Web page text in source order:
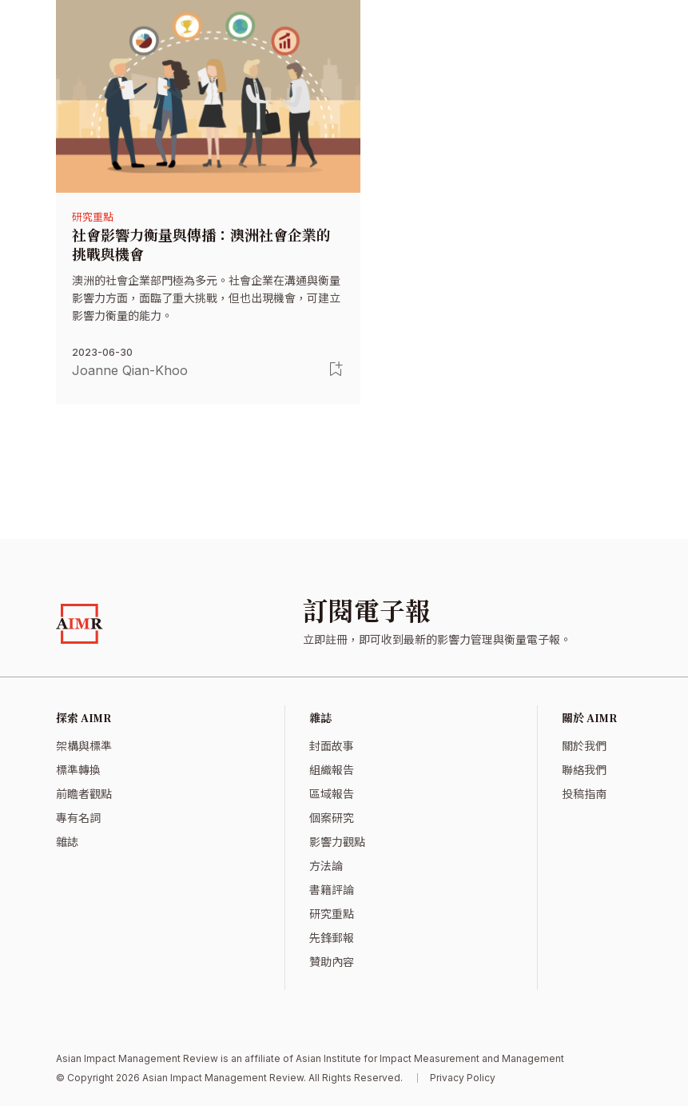
研究重點
社會影響力衡量與傳播：澳洲社會企業的
挑戰與機會
澳洲的社會企業部門極為多元。社會企業在溝通與衡量
影響力方面，面臨了重大挑戰，但也出現機會，可建立
影響力衡量的能力。
2023-06-30
Joanne Qian-Khoo
訂閱電子報
立即註冊，即可收到最新的影響力管理與衡量電子報。
探索 AIMR
架構與標準
標準轉換
前瞻者觀點
專有名詞
雜誌
雜誌
封面故事
組織報告
區域報告
個案研究
影響力觀點
方法論
書籍評論
研究重點
先鋒郵報
贊助內容
關於 AIMR
關於我們
聯絡我們
投稿指南
Asian Impact Management Review is an affiliate of Asian Institute for Impact Measurement and Management
© Copyright 2026 Asian Impact Management Review. All Rights Reserved.
Privacy Policy